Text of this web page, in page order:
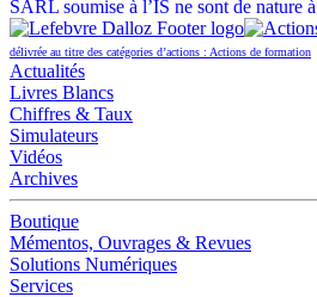
SARL soumise à l’IS ne sont de nature
délivrée au titre des catégories d’actions : Actions de formation
Actualités
Livres Blancs
Chiffres & Taux
Simulateurs
Vidéos
Archives
Boutique
Mémentos, Ouvrages & Revues
Solutions Numériques
Services